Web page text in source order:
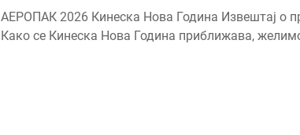
АЕРОПАК 2026 Кинеска Нова Година Извештај о
Како се Кинеска Нова Година приближава,